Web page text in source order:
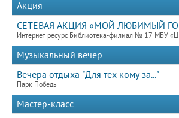
Акция
СЕТЕВАЯ АКЦИЯ «МОЙ ЛЮБИМЫЙ
Интернет ресурс Библиотека-филиал № 17 МБУ
Музыкальный вечер
Вечера отдыха "Для тех кому за..."
Парк Победы
Мастер-класс